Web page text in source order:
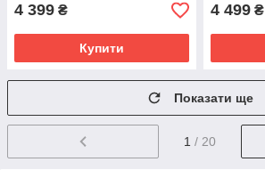
4 399 ₴
Купити
4 499 ₴
Показати ще
1 / 20